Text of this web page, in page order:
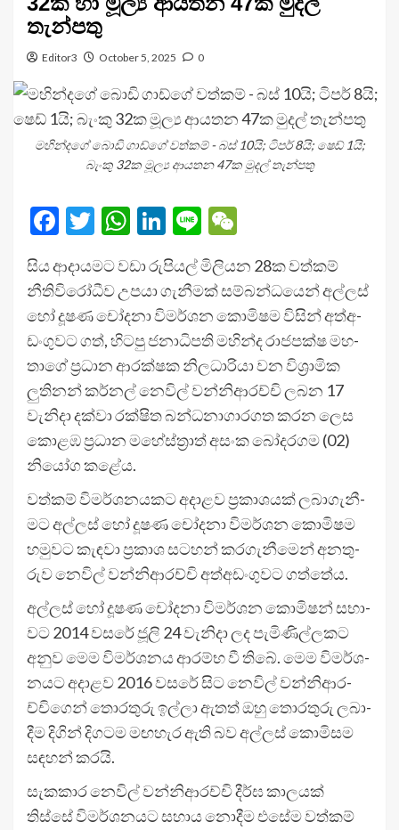
තැන්පතු
Editor3 October 5, 2025 0
මහින්දගේ බොඩි ගාඩ්ගේ වත්කම් - බස් 10යි; ටිපර් 8යි; ෂෙඩ් 1යි;
බැංකු 32ක මූල්‍ය ආයතන 47ක මුදල් තැන්පතු
Facebook
Twitter
WhatsApp
LinkedIn
Line
සිය ආදා­ය­මට වඩා රුපි­යල් මිලි­යන 28ක වත්කම්
නීතිවිරෝ­ධීව උපයා ගැනී­මක් සම්බ­න්ධ­යෙන් අල්ලස්
හෝ දූෂණ චෝදනා විම­ර්ශන කොමි­ෂම විසින් අත්අ­
ඩං­ගු­වට ගත්, හිටපු ජනා­ධි­පති මහින්ද රාජ­පක්ෂ මහ­
තාගේ ප්‍රධාන ආර­ක්ෂක නිල­ධා­රියා වන විශ්‍රා­මික
ලුති­නන් කර්නල් නෙවිල් වන්නි­ආ­රච්චි ලබන 17
වැනිදා දක්වා රක්ෂිත බන්ධ­නා­ගා­ර­ගත කරන ලෙස
කොළඹ ප්‍රධාන මහේ­ස්ත්‍රාත් අසංක බෝද­ර­ගම (02)
නියෝග කළේය.
වත්කම් විම­ර්ශ­න­ය­කට අදා­ළව ප්‍රකා­ශ­යක් ලබා­ගැ­නී­
මට අල්ලස් හෝ දූෂණ චෝදනා විම­ර්ශන කොමි­ෂම
හමු­වට කැඳවා ප්‍රකාශ සට­හන් කර­ගැ­නී­මෙන් අන­තු­
රුව නෙවිල් වන්නි­ආ­රච්චි අත්අ­ඩං­ගු­වට ගත්තේය.
අල්ලස් හෝ දූෂණ චෝදනා විම­ර්ශන කොමි­ෂන් සභා­
වට 2014 වසරේ ජූලි 24 වැනිදා ලද පැමි­ණි­ල්ල­කට
අනුව මෙම විම­ර්ශ­නය ආරම්භ වී තිබේ. මෙම විම­ර්ශ­
න­යට අදා­ළව 2016 වසරේ සිට නෙවිල් වන්නි­ආ­ර­
ච්චි­ගෙන් තොර­තුරු ඉල්ලා ඇතත් ඔහු තොර­තුරු ලබා­
දීම දිගින් දිග­ටම මඟ­හැර ඇති බව අල්ලස් කොමි­සම
සඳ­හන් කරයි.
සැක­කාර නෙවිල් වන්නි­ආ­රච්චි දීර්ඝ කාල­යක්
තිස්සේ විම­ර්ශ­න­යට සහාය නොදීම එසේම වත්කම්